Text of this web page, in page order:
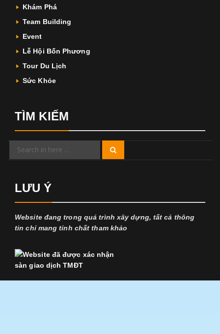
Khám Phá
Team Building
Event
Lễ Hội Bốn Phương
Tour Du Lịch
Sức Khỏe
TÌM KIẾM
Search
LƯU Ý
Website đang trong quá trình xây dựng, tất cả thông
tin chỉ mang tính chất tham khảo